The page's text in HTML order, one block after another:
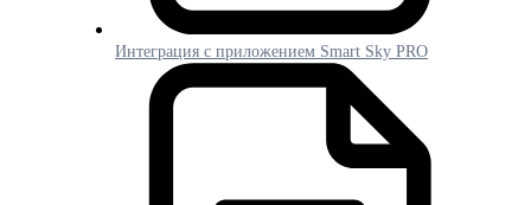
Интеграция с приложением Smart Sky PRO